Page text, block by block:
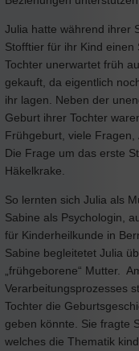
Julia hatte während ihrer
Stofftier für ihr Kind einen
Tochter unerwartet früh
gekauft, da eigentlich
ihr lagen. Neben der
Geburt ihrer Tochter
Frühgeburt, viele Fragen,
Die Frage um das erste
Häkelkrake.
So lernten sich Julia als
Sabine als Psychologin,
für Kinderheilkunde in
Sabine begleitetet Julia
„frühgeborene“ Mutter.
Verarbeitungsprozesses
Tochter die
geben könnte. Sie fragte
welches die Thematik